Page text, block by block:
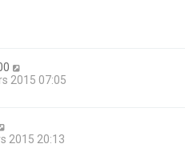
2015 07:05
2015 20:13